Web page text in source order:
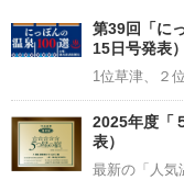
第39回「に
15日号発表）
1位草津、２
2025年度「
表）
最新の「人気